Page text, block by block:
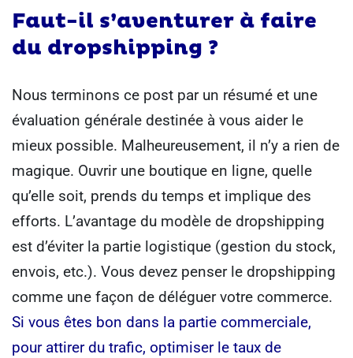
Faut-il s’aventurer à faire
du dropshipping ?
Nous terminons ce post par un résumé et une
évaluation générale destinée à vous aider le
mieux possible. Malheureusement, il n’y a rien de
magique. Ouvrir une boutique en ligne, quelle
qu’elle soit, prends du temps et implique des
efforts. L’avantage du modèle de dropshipping
est d’éviter la partie logistique (gestion du stock,
envois, etc.). Vous devez penser le dropshipping
comme une façon de déléguer votre commerce.
Si vous êtes bon dans la partie commerciale,
pour attirer du trafic, optimiser le taux de